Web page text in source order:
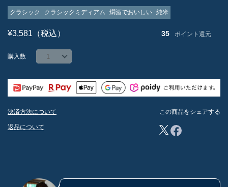
クラシック クラシックミディアム 燗酒でおいしい 純米
¥3,581（税込） 35 ポイント還元
購入数
決済方法について
返品について
この商品をシェアする